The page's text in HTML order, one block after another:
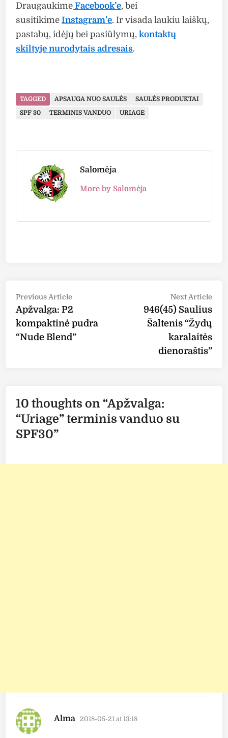
Draugaukime Facebook’e, bei
susitikimeInstagram’e. Ir visada laukiu laiškų,
pastabų, idėjų bei pasiūlymų,kontaktų
skiltyje nurodytais adresais.
TAGGED APSAUGA NUO SAULĖS
SAULĖS PRODUKTAI
SPF 30
TERMINIS VANDUO URIAGE
Salomėja
More by Salomėja
Post
navigation
Previous Article
article:
Apžvalga: P2
kompaktinė pudra
“Nude Blend”
Next Article
946(45) Saulius
Šaltenis “Žydų
karalaitės
dienoraštis”
10 thoughts on “Apžvalga:
“Uriage” terminis vanduo su
SPF30”
Alma says:
2018-05-21 at 13:18